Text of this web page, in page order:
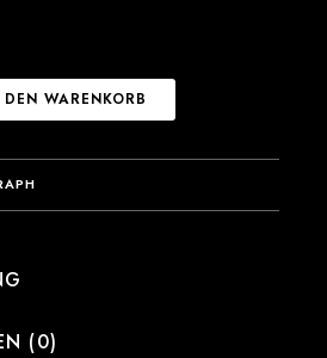
WARENKORB
(0)